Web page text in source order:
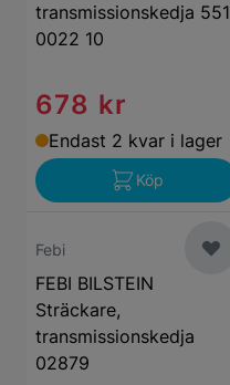
transmissionskedja 551
0022 10
678 kr
Endast 2 kvar i lager
Köp
Febi
FEBI BILSTEIN
Sträckare,
transmissionskedja
02879